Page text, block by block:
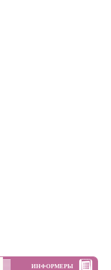
ИНФОРМЕРЫ